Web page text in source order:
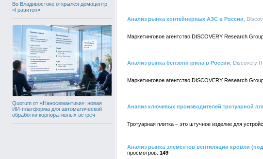
Во Владивостоке открылся демоцентр
«Гравитон»
Quorum от «Наносемантики»: новая
ИИ-платформа для автоматической
обработки корпоративных встреч
Анализ рынка контейнерных АЗС в России ,
Маркетинговое агентство DISCOVERY Research
Анализ рынка бензонитрила в России , Discovery
Маркетинговое агентство DISCOVERY Research
Анализ ключевых производителей тротуарной
Тротуарная плитка – это штучное изделие для
Анализ рынка элементов вентиляции кровли
149